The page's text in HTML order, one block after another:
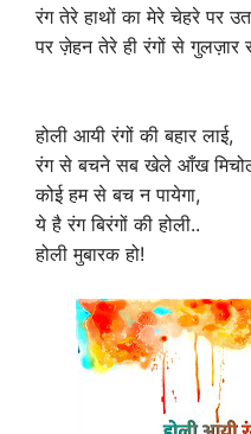
रंग तेरे हाथों का मेरे चेहरे पर
पर ज़ेहन तेरे ही रंगों से गुलज़ार
होली आयी रंगों की बहार लाई,
रंग से बचने सब खेले आँख
कोई हम से बच न पायेगा,
ये है रंग बिरंगों की होली..
होली मुबारक हो!